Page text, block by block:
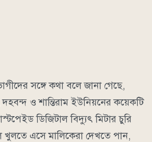
সঙ্গে কথা বলে জানা গেছে,
ও শান্তিরাম ইউনিয়নের কয়েকটি
ডিজিটাল বিদ্যুৎ মিটার চুরি
খুলতে এসে মালিকেরা দেখতে পান,